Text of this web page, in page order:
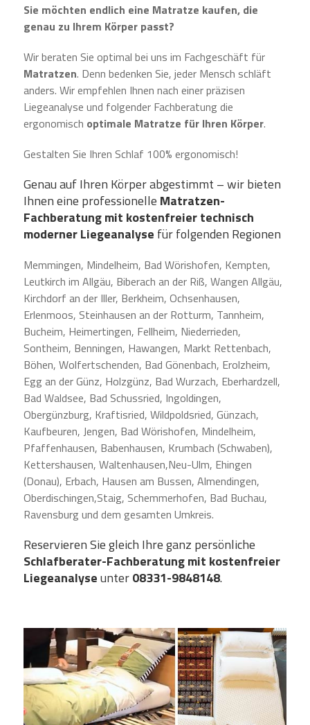
Sie möchten endlich eine Matratze kaufen, die
genau zu Ihrem Körper passt?
Wir beraten Sie optimal bei uns im Fachgeschäft für
Matratzen. Denn bedenken Sie, jeder Mensch schläft
anders. Wir empfehlen Ihnen nach einer präzisen
Liegeanalyse und folgender Fachberatung die
ergonomisch optimale Matratze für Ihren Körper.
Gestalten Sie Ihren Schlaf 100% ergonomisch!
Genau auf Ihren Körper abgestimmt – wir bieten
Ihnen eine professionelle Matratzen-
Fachberatung mit kostenfreier technisch
moderner Liegeanalyse für folgenden Regionen
Memmingen, Mindelheim, Bad Wörishofen, Kempten,
Leutkirch im Allgäu, Biberach an der Riß, Wangen Allgäu,
Kirchdorf an der Iller, Berkheim, Ochsenhausen,
Erlenmoos, Steinhausen an der Rotturm, Tannheim,
Bucheim, Heimertingen, Fellheim, Niederrieden,
Sontheim, Benningen, Hawangen, Markt Rettenbach,
Böhen, Wolfertschenden, Bad Gönenbach, Erolzheim,
Egg an der Günz, Holzgünz, Bad Wurzach, Eberhardzell,
Bad Waldsee, Bad Schussried, Ingoldingen,
Obergünzburg, Kraftisried, Wildpoldsried, Günzach,
Kaufbeuren, Jengen, Bad Wörishofen, Mindelheim,
Pfaffenhausen, Babenhausen, Krumbach (Schwaben),
Kettershausen, Waltenhausen,Neu-Ulm, Ehingen
(Donau), Erbach, Hausen am Bussen, Almendingen,
Oberdischingen,Staig, Schemmerhofen, Bad Buchau,
Ravensburg und dem gesamten Umkreis.
Reservieren Sie gleich Ihre ganz persönliche
Schlafberater-Fachberatung mit kostenfreier
Liegeanalyseunter08331-9848148.